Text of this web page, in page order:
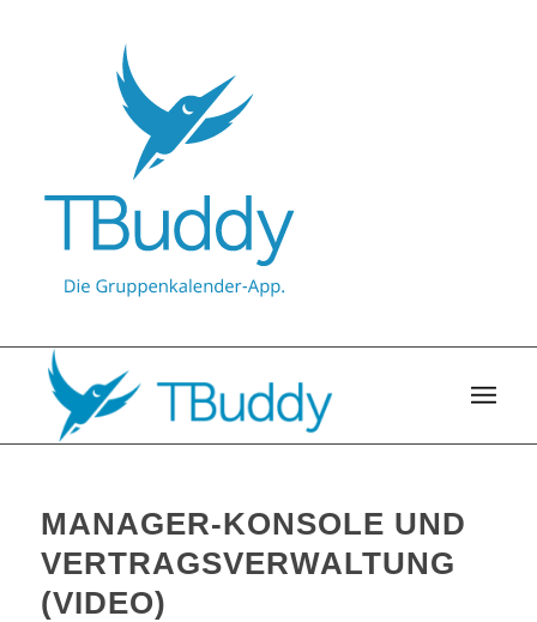
MANAGER-KONSOLE UND
VERTRAGSVERWALTUNG
(VIDEO)